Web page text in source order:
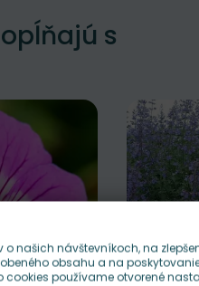
s
našich návštevníkoch, na
obsahu a na
cookies používame otvorené